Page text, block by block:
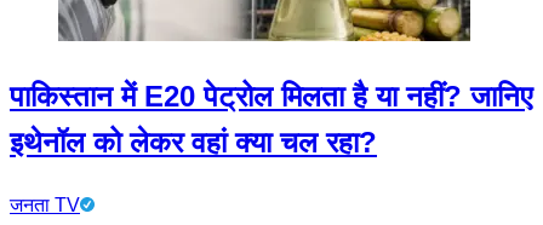
पाकिस्तान में E20 पेट्रोल मिलता है या नहीं? जानिए
इथेनॉल को लेकर वहां क्या चल रहा?
जनता TV